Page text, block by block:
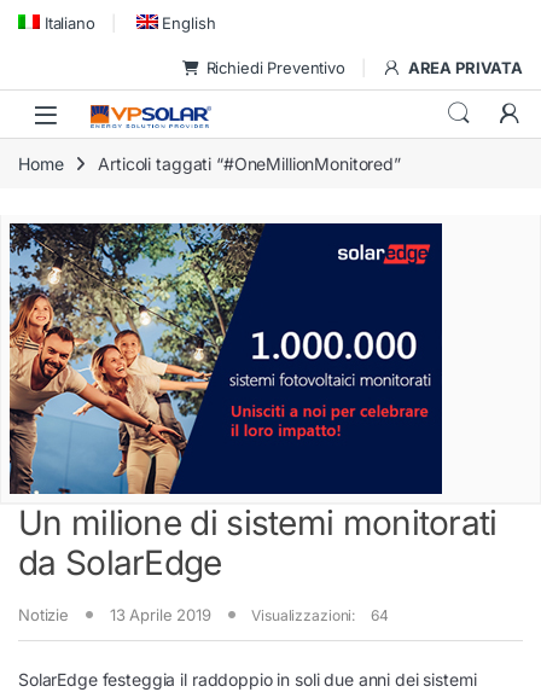
Skip to navigation
Skip to content
Italiano English
Richiedi Preventivo AREA PRIVATA
Home Articoli taggati “#OneMillionMonitored”
Un milione di sistemi monitorati
da SolarEdge
Notizie 13 Aprile 2019 Visualizzazioni: 64
SolarEdge festeggia il raddoppio in soli due anni dei sistemi